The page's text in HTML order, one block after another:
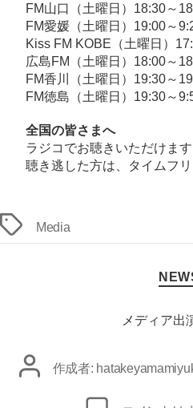
FM山口（土曜日）18:30～
FM愛媛（土曜日）19:00～
Kiss FM KOBE（土曜日）
広島FM（土曜日）18:00～
FM香川（土曜日）19:30～
FM徳島（土曜日）19:30～
全国の皆さまへ
ラジコ でお聴きいただけます
聴き逃した方は、
タイムフ
タ
グ
Media
カ
テ
リ
メディア出
投
作成者: